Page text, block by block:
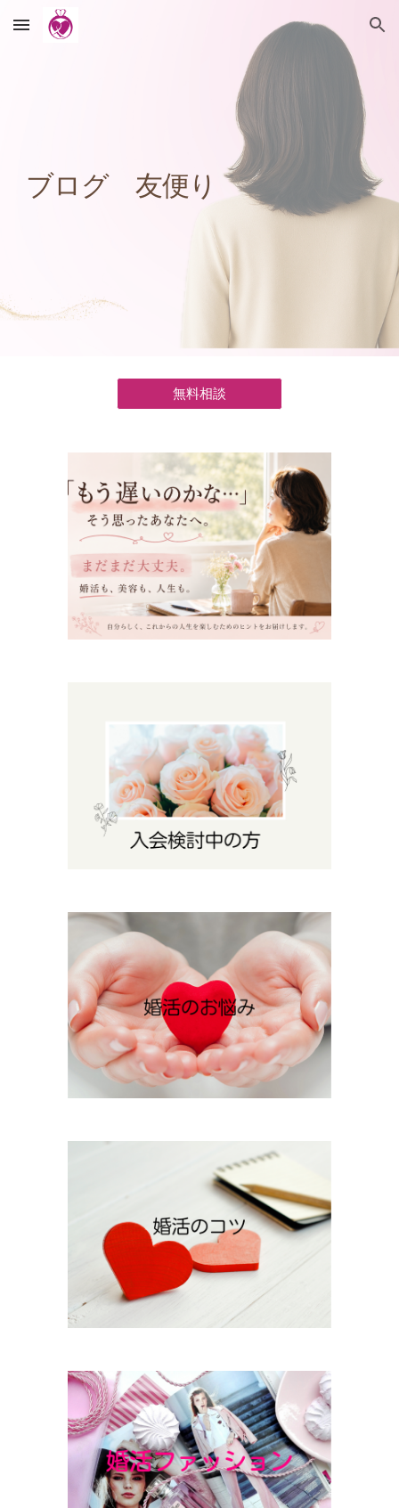
Skip to main content Skip to navigation
ブログ 友便り
無料相談